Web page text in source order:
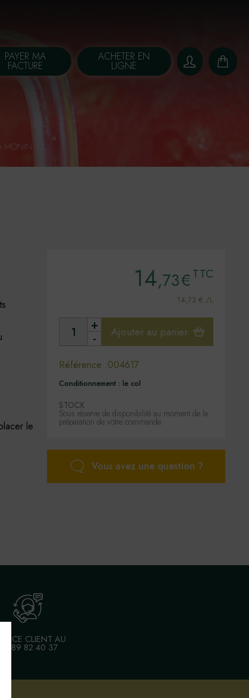
PAYER MA
FACTURE
ACHETER EN
LIGNE
MONIN
le
14,73€ TTC
14,73 € /L
-
+ Ajouter au panier
Référence :004617
Conditionnement : le col
STOCK
Sous réserve de disponibilité au moment de la
préparation de votre commande.
Vous avez une question ?
CLIENT AU
03 89 82 40 37